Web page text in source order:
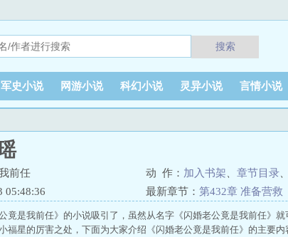
搜索
军史小说 网游小说 科幻小说 灵异小说 言情小说
前任 动 作： 加入书架 章节目录
05:48:36
最新章节： 第432章 准备营救
竟是我前任》的小说吸引了，虽然从名字《闪婚老公竟是我前任》
福星的厉害之处，下面为大家介绍《闪婚老公竟是我前任》的主要内